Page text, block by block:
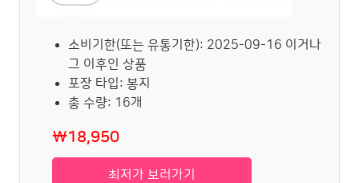
소비기한(또는 유통기한): 2025-09-16 이거나
그 이후인 상품
포장 타입: 봉지
총 수량: 16개
₩18,950
최저가 보러가기